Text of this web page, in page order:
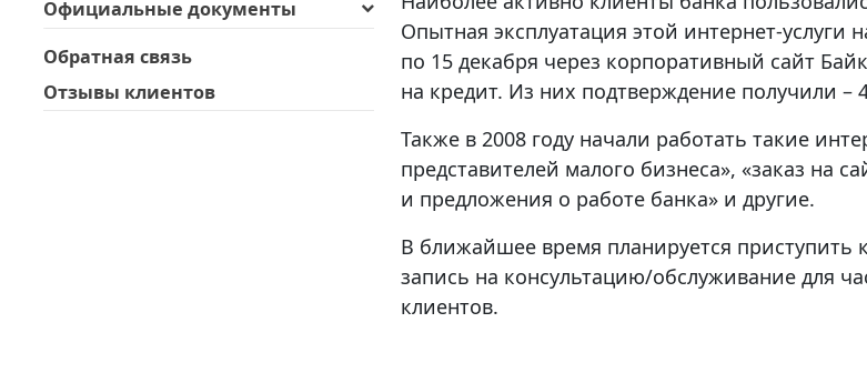
Опытная эксплуатация этой интернет-услуги
по 15 декабря через корпоративный сайт
на кредит. Из них подтверждение получили –
Также в 2008 году начали работать такие
представителей малого бизнеса», «заказ на
и предложения о работе банка» и другие.
В ближайшее время планируется приступить
запись на консультацию/обслуживание для
клиентов.
Официальные документы
Обратная связь
Отзывы клиентов